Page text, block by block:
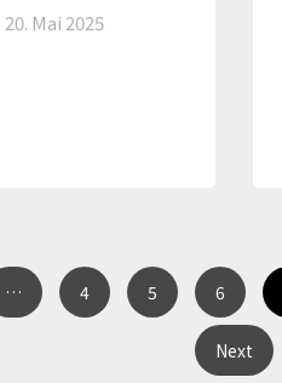
20. Mai 2025
… 4 5 6
Next